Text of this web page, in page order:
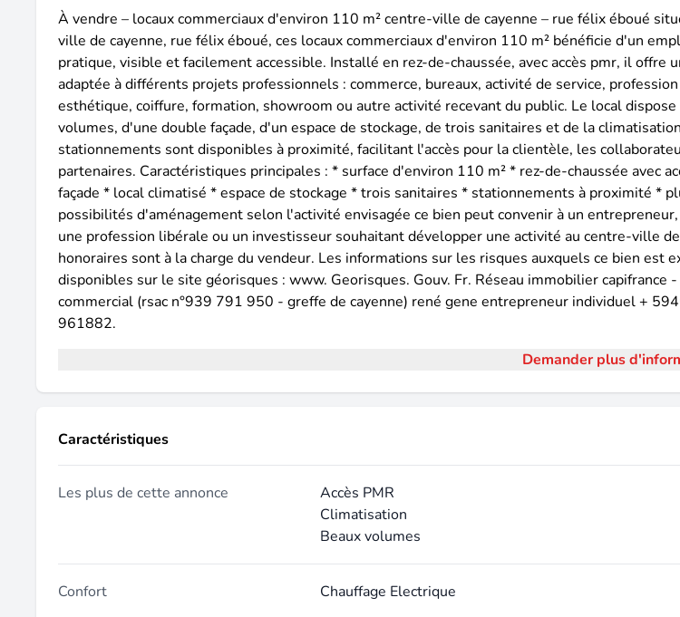
À vendre – locaux commerciaux d'environ 110 m² centre-ville de cayenne – rue félix éboué
ville de cayenne, rue félix éboué, ces locaux commerciaux d'environ 110 m² bénéficie d'un
pratique, visible et facilement accessible. Installé en rez-de-chaussée, avec accès pmr, il offre
adaptée à différents projets professionnels : commerce, bureaux, activité de service,
esthétique, coiffure, formation, showroom ou autre activité recevant du public. Le local dispose
volumes, d'une double façade, d'un espace de stockage, de trois sanitaires et de la
stationnements sont disponibles à proximité, facilitant l'accès pour la clientèle, les
partenaires. Caractéristiques principales : * surface d'environ 110 m² * rez-de-chaussée avec
façade * local climatisé * espace de stockage * trois sanitaires * stationnements à proximité *
possibilités d'aménagement selon l'activité envisagée ce bien peut convenir à un
une profession libérale ou un investisseur souhaitant développer une activité au centre-ville
honoraires sont à la charge du vendeur. Les informations sur les risques auxquels ce bien est
disponibles sur le site géorisques : www. Georisques. Gouv. Fr. Réseau immobilier capifrance
commercial (rsac n°939 791 950 - greffe de cayenne) rené gene entrepreneur individuel +
961882.
Demander plus
Caractéristiques
Les plus de cette annonce
Accès PMR
Climatisation
Beaux volumes
Confort Chauffage Electrique